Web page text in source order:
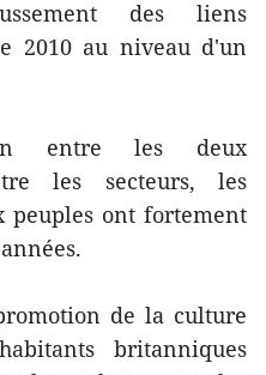
des liens
2010 au niveau d'un
entre les deux
les secteurs, les
peuples ont fortement
de la culture
britanniques